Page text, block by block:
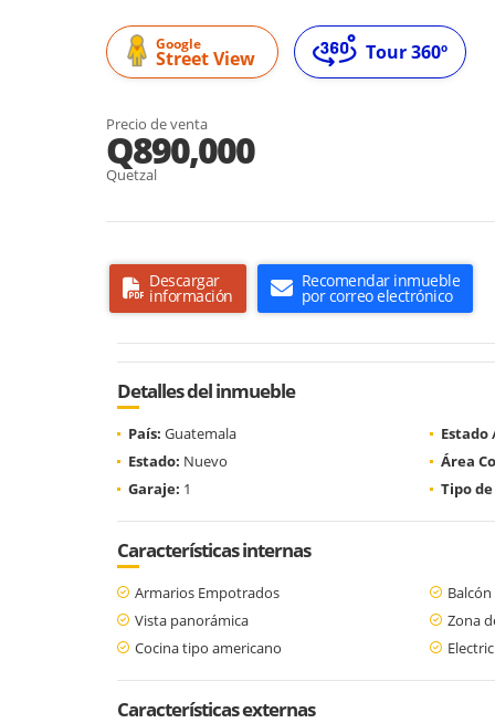
Google
Street View Tour 360º
Precio de venta
Q890,000
Quetzal
Descargar
información
Recomendar inmueble
por correo electrónico
Detalles del inmueble
País: Guatemala
Estado: Nuevo
Área
Garaje: 1 Tipo
Características internas
Armarios Empotrados
Balcón
Vista panorámica
Zona
Cocina tipo americano
Características externas